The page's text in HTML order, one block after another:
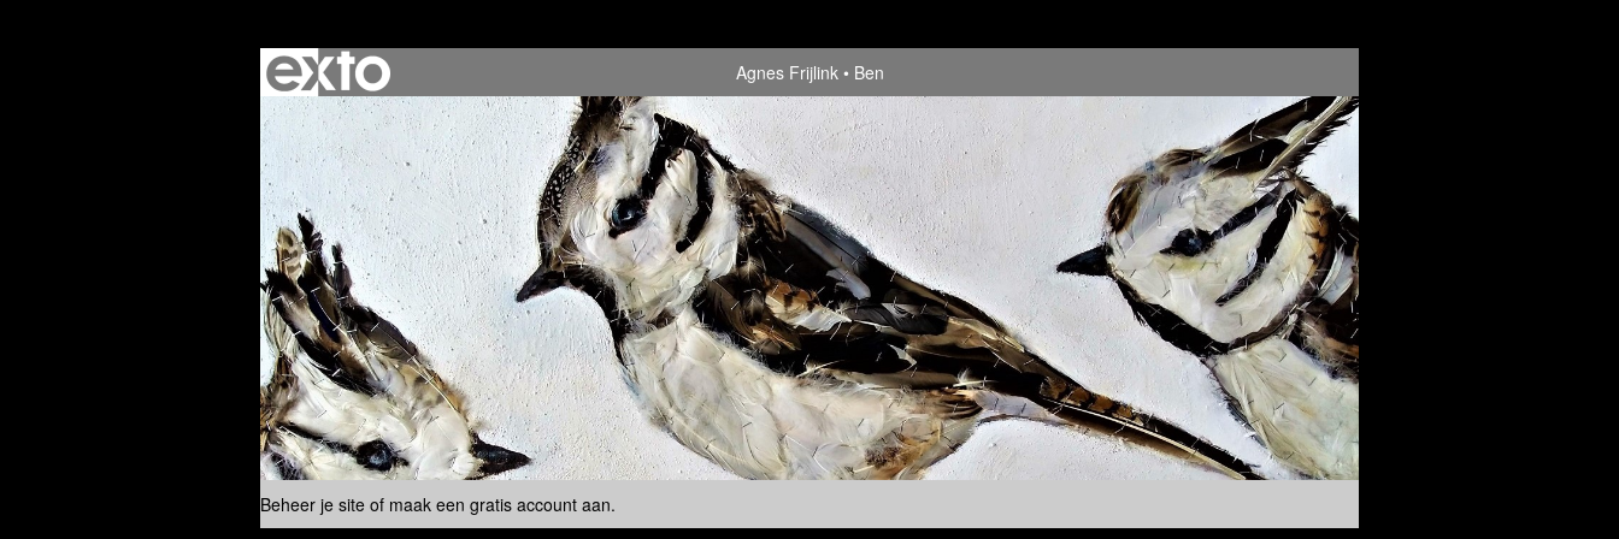
Agnes Frijlink Ben
Beheer je site of maak een gratis account aan.